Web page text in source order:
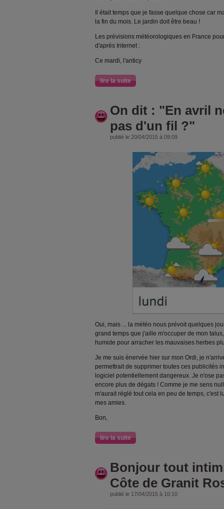
Il était temps que je fasse quelque chose car
la fin du mois. Le jardin doit être beau !
Les prévisions météorologiques en France
d'après Internet :
Ce mardi, l'anticy
lire la suite
On dit : "En avril
pas d'un fil ?"
publié le 20/04/2015 à 09:09
Oui, mais ... la météo nous prévoit quelques
grand temps que j'aille m'occuper de mon
humide pour arracher les mauvaises herbes
Je me suis énervée hier sur mon Ordi, je
permettrait de supprimer toutes ces publicités
logiciel potentiellement dangereux. Je n'ose
encore plus de dégats ! Comme je me sens
m'aurait réglé tout cela en peu de temps, c'est
mes amies.
Bon,
lire la suite
Bonjour tout
Côte de Granit
publié le 17/04/2015 à 10:10